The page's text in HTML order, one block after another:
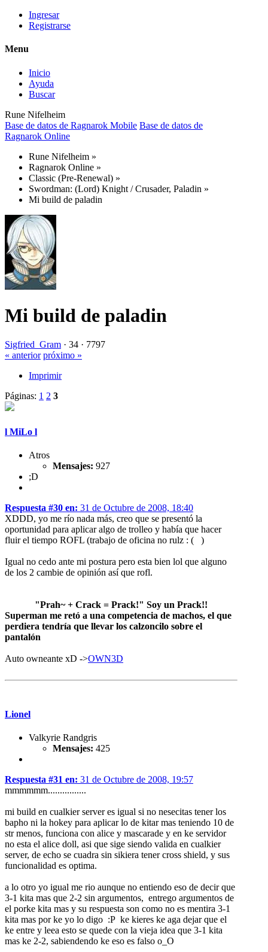
Ingresar
Registrarse
Menu
Inicio
Ayuda
Buscar
Rune Nifelheim
Base de datos de Ragnarok Mobile Base de datos de
Ragnarok Online
Rune Nifelheim »
Ragnarok Online »
Classic (Pre-Renewal) »
Swordman: (Lord) Knight / Crusader, Paladin »
Mi build de paladin
Mi build de paladin
Sigfried_Gram · 34 · 7797
« anterior próximo »
Imprimir
Páginas: 1 2 3
l MiLo l
Atros
Mensajes: 927
;D
Respuesta #30 en: 31 de Octubre de 2008, 18:40
XDDD, yo me río nada más, creo que se presentó la
oportunidad para aplicar algo de trolleo y había que hacer
fluir el tiempo ROFL (trabajo de oficina no rulz : ( )
Igual no cedo ante mi postura pero esta bien lol que alguno
de los 2 cambie de opinión así que rofl.
"Prah~ + Crack = Prack!" Soy un Prack!!
Superman me retó a una competencia de machos, el que
perdiera tendría que llevar los calzoncilo sobre el
pantalón
Auto owneante xD ->OWN3D
Lionel
Valkyrie Randgris
Mensajes: 425
Respuesta #31 en: 31 de Octubre de 2008, 19:57
mmmmmm................
mi build en cualkier server es igual si no nesecitas tener los
bapho ni la hokey para aplicar lo de kitar mas teniendo 10 de
str menos, funciona con alice y mascarade y en ke servidor
no esta el alice doll, asi que sige siendo valida en cualkier
server, de echo se cuadra sin sikiera tener cross shield, y sus
funcionalidad es optima.
a lo otro yo igual me rio aunque no entiendo eso de decir que
3-1 kita mas que 2-2 sin argumentos, entrego argumentos de
el porke kita mas y su respuesta son como no es mentira 3-1
kita mas por ke yo lo digo :P ke kieres ke aga dejar que el
ke entre y leea esto se quede con la vieja idea que 3-1 kita
mas ke 2-2, sabiendendo ke eso es falso o_O